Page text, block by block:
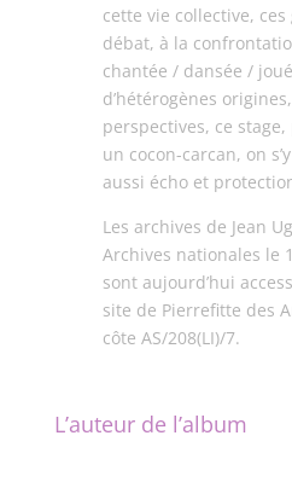
cette vie collective,
débat, à la
chantée / dansée /
d’hétérogènes
perspectives, ce
un cocon-carcan, on
aussi écho et
Les archives de Jean
Archives nationales le
sont aujourd’hui
site de Pierrefitte des
côte AS/208(LI)/7.
L’auteur de l’album